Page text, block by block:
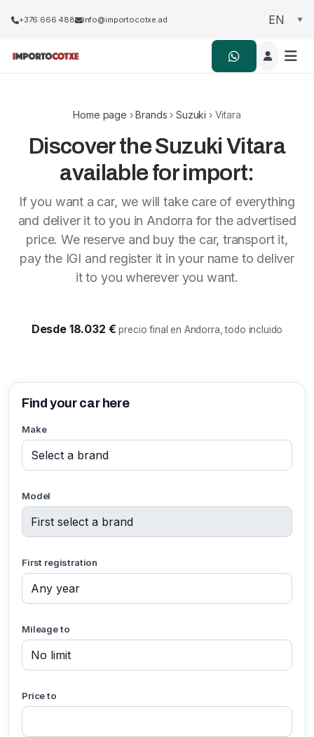
+376 666 488 info@importocotxe.ad
Home page ›Brands ›Suzuki › Vitara
Discover the Suzuki Vitara
available for import:
If you want a car, we will take care of everything
and deliver it to you in Andorra for the advertised
price. We reserve and buy the car, transport it,
pay the IGI and register it in your name to deliver
it to you wherever you want.
Desde 18.032 €precio final en Andorra, todo incluido
Find your car here
Make
Model
First registration
Mileage to
Price to